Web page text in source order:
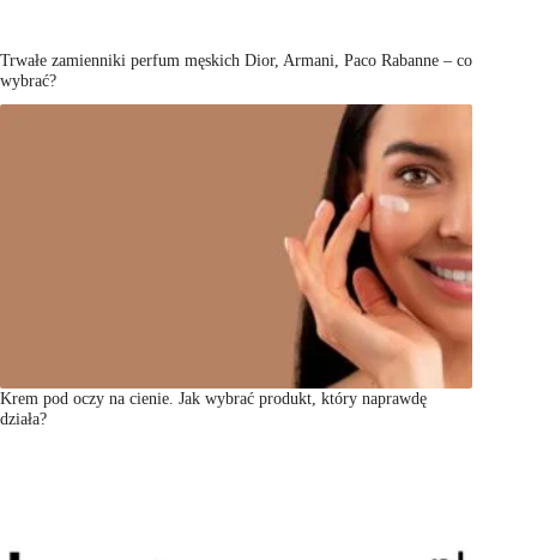
Trwałe zamienniki perfum męskich Dior, Armani, Paco Rabanne – co
wybrać?
Krem pod oczy na cienie. Jak wybrać produkt, który naprawdę
działa?